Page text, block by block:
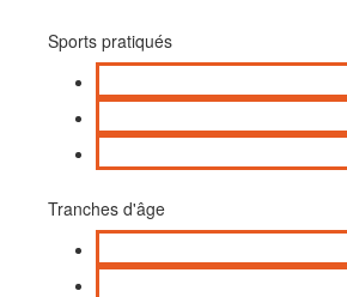
Sports pratiqués
Tranches d'âge